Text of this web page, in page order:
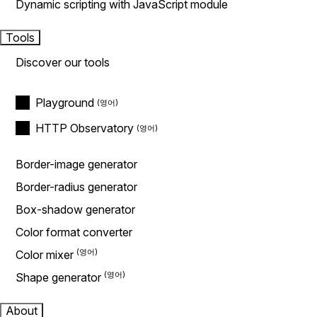
Dynamic scripting with JavaScript module
Tools
Discover our tools
Playground
HTTP Observatory
Border-image generator
Border-radius generator
Box-shadow generator
Color format converter
Color mixer
Shape generator
About